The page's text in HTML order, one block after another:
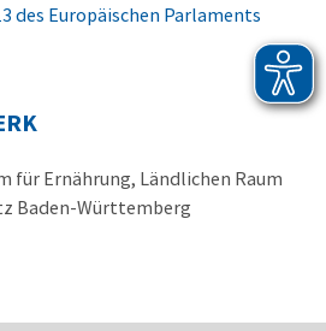
des Europäischen Parlaments
für Ernährung, Ländlichen Raum
Baden-Württemberg